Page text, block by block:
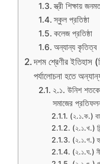
স্ত্রী শিক্ষায়
স্কুল প্রতিষ্ঠা
কলেজ প্রতিষ্ঠা
অন্যান্য কৃতিত্ব
দশম শ্রেণীর ইতিহাস
পর্যালোচনা হতে
২.১. উনিশ
সমাজের
(২.১.ক.)
(২.১.খ.)
(২.১.গ.)
(২.১.ঘ.)